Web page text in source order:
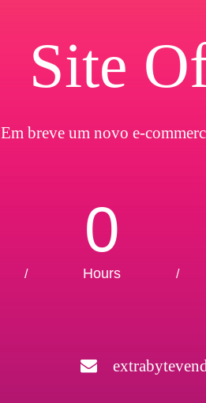
Site
Em breve um novo e-
/
0
Hours /